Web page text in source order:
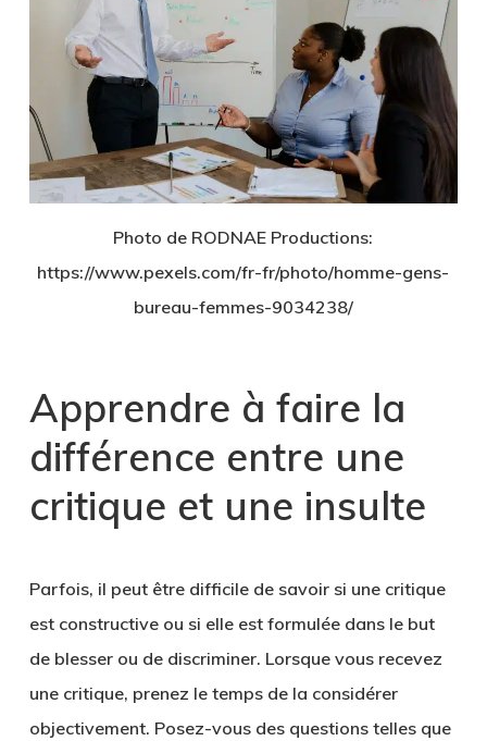
Photo de RODNAE Productions:
https://www.pexels.com/fr-fr/photo/homme-gens-
bureau-femmes-9034238/
Apprendre à faire la
différence entre une
critique et une insulte
Parfois, il peut être difficile de savoir si une critique
est constructive ou si elle est formulée dans le but
de blesser ou de discriminer. Lorsque vous recevez
une critique, prenez le temps de la considérer
objectivement. Posez-vous des questions telles que